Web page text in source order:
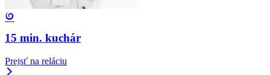
15 min. kuchár
Prejsť na reláciu